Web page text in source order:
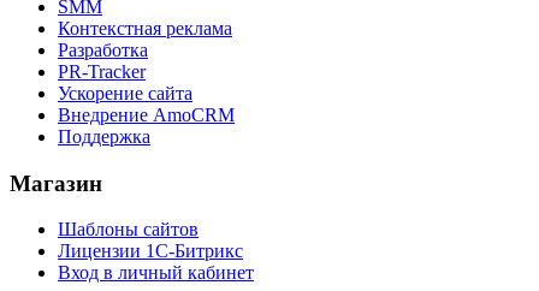
SMM
Контекстная реклама
Разработка
PR-Tracker
Ускорение сайта
Внедрение AmoCRM
Поддержка
Магазин
Шаблоны сайтов
Лицензии 1С-Битрикс
Вход в личный кабинет